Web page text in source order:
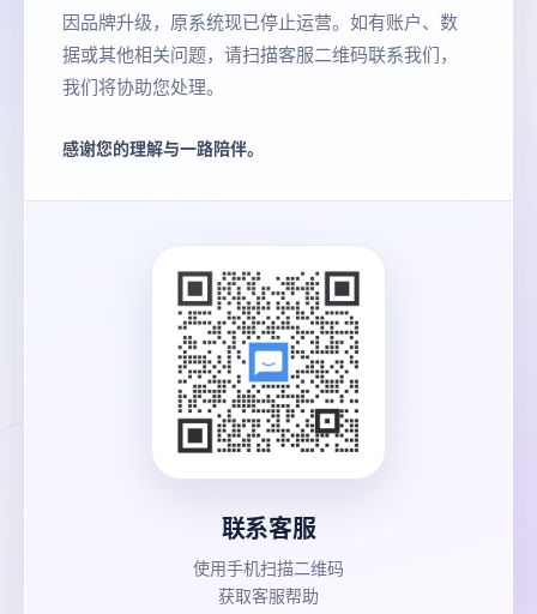
因品牌升级，原系统现已停止运营。如有账户、数
据或其他相关问题，请扫描客服二维码联系我们，
我们将协助您处理。
感谢您的理解与一路陪伴。
联系客服
使用手机扫描二维码
获取客服帮助